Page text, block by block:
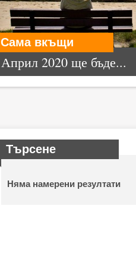
Сама вкъщи
Април 2020 ще бъде...
Търсене
Няма намерени резултати